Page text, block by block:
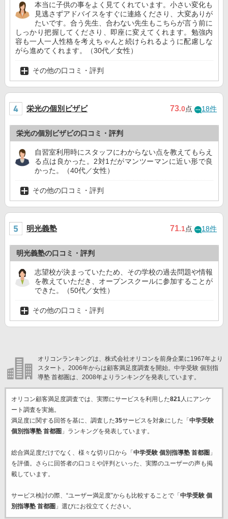
本当に子供の事をよく見てくれています。小さい変化も
見逃さずアドバイスをすぐに連絡くださり、大変ありが
たいです。合う先生、合わない先生もこちらが言う前に
しっかり把握してくださり、即座に変えてくれます。勉強内
容も一人一人性格を考えちゃんと続けられるように配慮しな
がら進めてくれます。（30代／女性）
その他の口コミ・評判
栄光の個別ビザビ 73.0点 18件
栄光の個別ビザビの口コミ・評判
自習室利用時にスタッフにわからない点を教えてもらえ
る点は良かった。2対1だがマンツーマンに近い形で良
かった。（40代／女性）
その他の口コミ・評判
明光義塾 71.1点 18件
明光義塾の口コミ・評判
志望校が決まっていたため、その学校の過去問題や情報
を教えていただき、オープンスクールに参加することが
できた。（50代／女性）
その他の口コミ・評判
オリコンランキングは、株式会社オリコンを前身企業に1967年より
スタート。2006年からは顧客満足度調査を開始。中学受験 個別指
導塾 首都圏は、2008年よりランキングを発表しています。
オリコン顧客満足度調査では、実際にサービスを利用した821人にアンケ
ート調査を実施。
満足度に関する回答を基に、調査した35サービスを対象にした「 中学受験
個別指導塾 首都圏 」ランキングを発表しています。
総合満足度だけでなく、様々な切り口から「 中学受験 個別指導塾 首都圏 」
を評価。さらに回答者の口コミや評判といった、実際のユーザーの声も掲
載しています。
サービス検討の際、“ユーザー満足度”からも比較することで「 中学受験 個
別指導塾 首都圏 」選びにお役立てください。